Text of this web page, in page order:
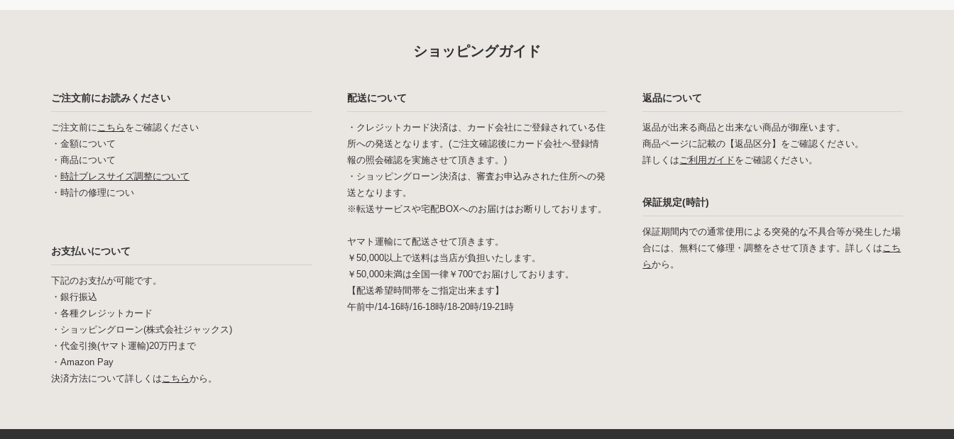
ショッピングガイド
ご注文前にお読みください
ご注文前にこちら をご確認ください
・ 金額について
・ 商品について
・ 時計ブレスサイズ調整について
・ 時計の修理につい
お支払いについて
下記のお支払が可能です。
・銀行振込
・各種クレジットカード
・ショッピングローン(株式会社ジャックス)
・代金引換(ヤマト運輸)20万円まで
・Amazon Pay
決済方法について詳しくはこちらから。
配送について
・クレジットカード決済は、カード会社にご登録されている住
所への発送となります。(ご注文確認後にカード会社へ登録情
報の照会確認を実施させて頂きます。)
・ショッピングローン決済は、審査お申込みされた住所への発
送となります。
※転送サービスや宅配BOXへのお届けはお断りしております。
ヤマト運輸にて配送させて頂きます。
￥50,000以上で送料は当店が負担いたします。
￥50,000未満は全国一律￥700でお届けしております。
【配送希望時間帯をご指定出来ます】
午前中/14-16時/16-18時/18-20時/19-21時
返品について
返品が出来る商品と出来ない商品が御座います。
商品ページに記載の【返品区分】をご確認ください。
詳しくはご利用ガイドをご確認ください。
保証規定(時計)
保証期間内での通常使用による突発的な不具合等が発生した場
合には、無料にて修理・調整をさせて頂きます。詳しくはこち
らから。